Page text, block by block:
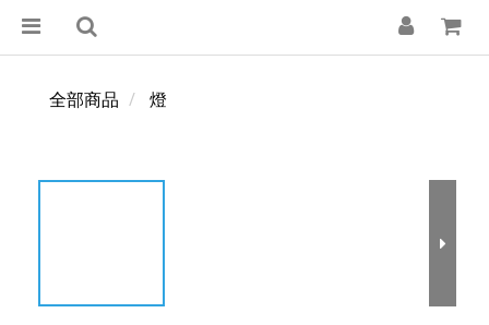
全部商品 燈